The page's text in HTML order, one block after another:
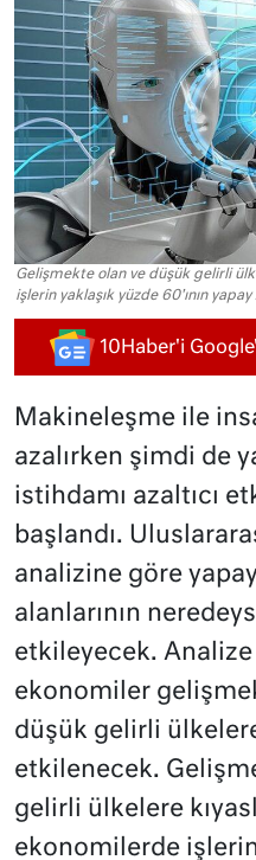
Gelişmekte olan ve düşük gelirli
işlerin yaklaşık yüzde 60'ının
10Haber'i
Makineleşme ile
azalırken şimdi de
istihdamı azaltıcı
başlandı.
analizine göre
alanlarının
etkileyecek.
ekonomiler
düşük gelirli
etkilenecek.
gelirli ülkelere
ekonomilerde